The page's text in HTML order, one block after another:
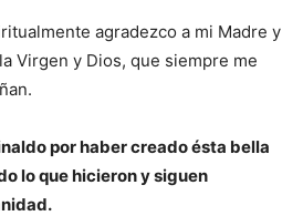
agradezco a mi Madre y
Virgen y Dios, que siempre me
por haber creado ésta bella
lo que hicieron y siguen